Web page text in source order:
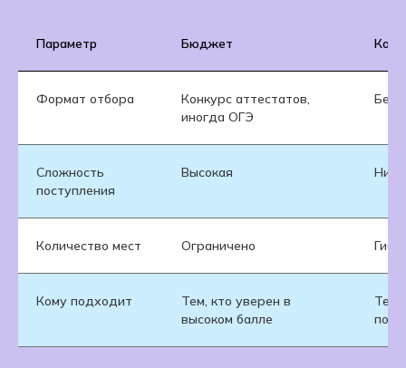
Параметр Бюджет
Формат отбора
Конкурс аттестатов,
иногда ОГЭ
Без
Сложность
поступления
Высокая
Количество мест Ограничено
Кому подходит
Тем, кто уверен в
высоком балле
Тем,